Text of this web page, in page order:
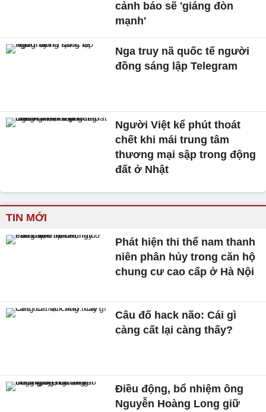
cảnh báo sẽ 'giáng đòn
mạnh'
Nga truy nã quốc tế người
đồng sáng lập Telegram
Người Việt kể phút thoát
chết khi mái trung tâm
thương mại sập trong động
đất ở Nhật
TIN MỚI
Phát hiện thi thể nam thanh
niên phân hủy trong căn hộ
chung cư cao cấp ở Hà Nội
Câu đố hack não: Cái gì
càng cất lại càng thấy?
Điều động, bổ nhiệm ông
Nguyễn Hoàng Long giữ